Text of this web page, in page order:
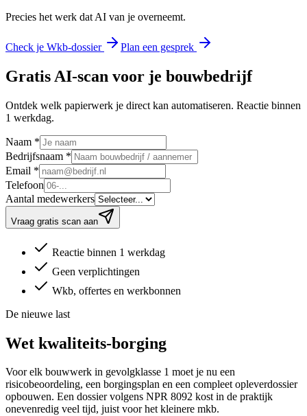
Precies het werk dat AI van je overneemt.
Check je Wkb-dossier Plan een gesprek
Gratis AI-scan voor je bouwbedrijf
Ontdek welk papierwerk je direct kan automatiseren. Reactie binnen
1 werkdag.
Naam *
Bedrijfsnaam *
Email *
Telefoon
Aantal medewerkers
Vraag gratis scan aan
Reactie binnen 1 werkdag
Geen verplichtingen
Wkb, offertes en werkbonnen
De nieuwe last
Wet kwaliteits-borging
Voor elk bouwwerk in gevolgklasse 1 moet je nu een
risicobeoordeling, een borgingsplan en een compleet opleverdossier
opbouwen. Een dossier volgens NPR 8092 kost in de praktijk
onevenredig veel tijd, juist voor het kleinere mkb.